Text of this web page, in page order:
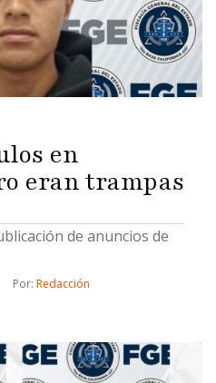
en
eran trampas
de anuncios de
Por: Redacción